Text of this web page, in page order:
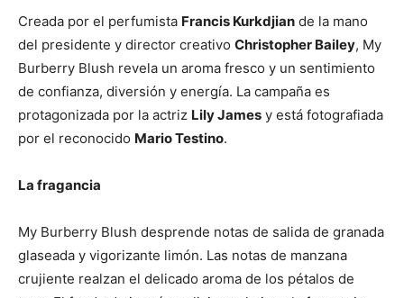
Creada por el perfumista Francis Kurkdjian de la mano
del presidente y director creativo Christopher Bailey, My
Burberry Blush revela un aroma fresco y un sentimiento
de confianza, diversión y energía. La campaña es
protagonizada por la actriz Lily James y está fotografiada
por el reconocido Mario Testino.
La fragancia
My Burberry Blush desprende notas de salida de granada
glaseada y vigorizante limón. Las notas de manzana
crujiente realzan el delicado aroma de los pétalos de